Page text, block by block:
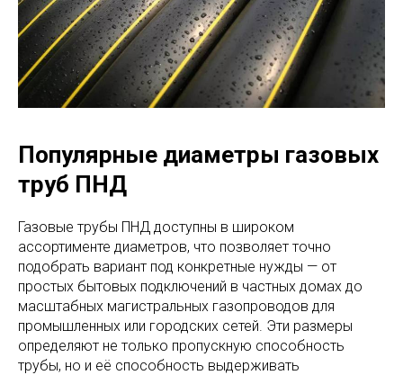
Популярные диаметры газовых
труб ПНД
Газовые трубы ПНД доступны в широком
ассортименте диаметров, что позволяет точно
подобрать вариант под конкретные нужды — от
простых бытовых подключений в частных домах до
масштабных магистральных газопроводов для
промышленных или городских сетей. Эти размеры
определяют не только пропускную способность
трубы, но и её способность выдерживать